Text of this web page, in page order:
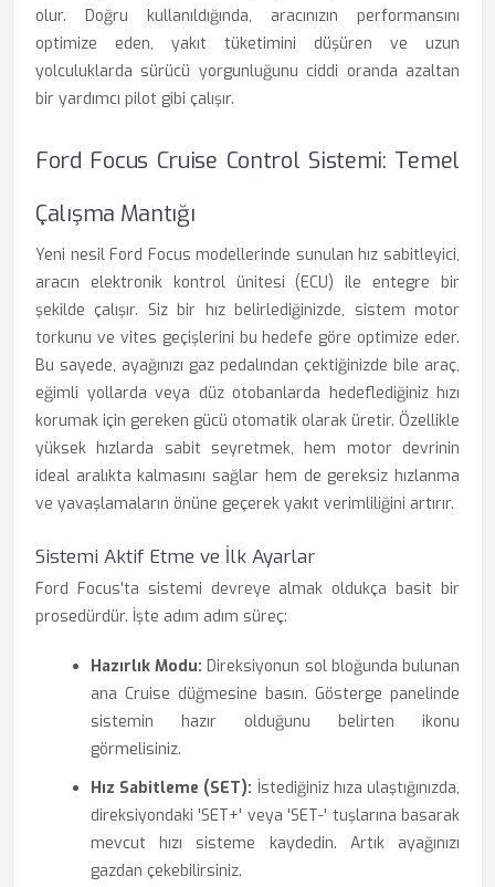
olur. Doğru kullanıldığında, aracınızın performansını
optimize eden, yakıt tüketimini düşüren ve uzun
yolculuklarda sürücü yorgunluğunu ciddi oranda azaltan
bir yardımcı pilot gibi çalışır.
Ford Focus Cruise Control Sistemi: Temel
Çalışma Mantığı
Yeni nesil Ford Focus modellerinde sunulan hız sabitleyici,
aracın elektronik kontrol ünitesi (ECU) ile entegre bir
şekilde çalışır. Siz bir hız belirlediğinizde, sistem motor
torkunu ve vites geçişlerini bu hedefe göre optimize eder.
Bu sayede, ayağınızı gaz pedalından çektiğinizde bile araç,
eğimli yollarda veya düz otobanlarda hedeflediğiniz hızı
korumak için gereken gücü otomatik olarak üretir. Özellikle
yüksek hızlarda sabit seyretmek, hem motor devrinin
ideal aralıkta kalmasını sağlar hem de gereksiz hızlanma
ve yavaşlamaların önüne geçerek yakıt verimliliğini artırır.
Sistemi Aktif Etme ve İlk Ayarlar
Ford Focus'ta sistemi devreye almak oldukça basit bir
prosedürdür. İşte adım adım süreç:
Hazırlık Modu: Direksiyonun sol bloğunda bulunan
ana Cruise düğmesine basın. Gösterge panelinde
sistemin hazır olduğunu belirten ikonu
görmelisiniz.
Hız Sabitleme (SET): İstediğiniz hıza ulaştığınızda,
direksiyondaki 'SET+' veya 'SET-' tuşlarına basarak
mevcut hızı sisteme kaydedin. Artık ayağınızı
gazdan çekebilirsiniz.